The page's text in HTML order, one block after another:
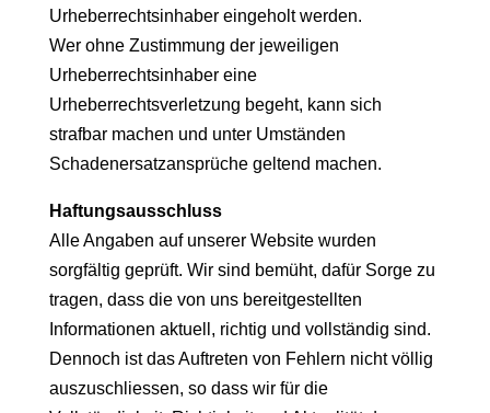
Urheberrechtsinhaber eingeholt werden.
Wer ohne Zustimmung der jeweiligen
Urheberrechtsinhaber eine
Urheberrechtsverletzung begeht, kann sich
strafbar machen und unter Umständen
Schadenersatzansprüche geltend machen.
Haftungsausschluss
Alle Angaben auf unserer Website wurden
sorgfältig geprüft. Wir sind bemüht, dafür Sorge zu
tragen, dass die von uns bereitgestellten
Informationen aktuell, richtig und vollständig sind.
Dennoch ist das Auftreten von Fehlern nicht völlig
auszuschliessen, so dass wir für die